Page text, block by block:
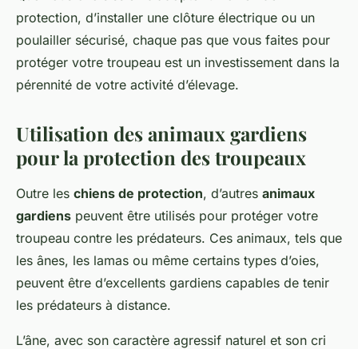
protection, d’installer une clôture électrique ou un
poulailler sécurisé, chaque pas que vous faites pour
protéger votre troupeau est un investissement dans la
pérennité de votre activité d’élevage.
Utilisation des animaux gardiens
pour la protection des troupeaux
Outre les chiens de protection, d’autres animaux
gardiens peuvent être utilisés pour protéger votre
troupeau contre les prédateurs. Ces animaux, tels que
les ânes, les lamas ou même certains types d’oies,
peuvent être d’excellents gardiens capables de tenir
les prédateurs à distance.
L’âne, avec son caractère agressif naturel et son cri